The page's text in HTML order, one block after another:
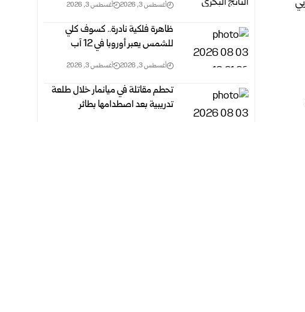
أغسطس 3, 2026 أغسطس 3, 2026
ظاهرة فلكية نادرة.. كسوف كلي
للشمس يعبر أوروبا في 12 آب
أغسطس 3, 2026 أغسطس 3, 2026
تحطم مقاتلة في ميانمار خلال طلعة
تدريبية بعد اصطدامها بطائر